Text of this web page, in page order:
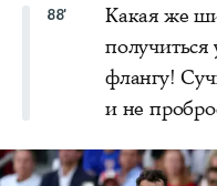
88'
Какая же
получиться
флангу!
и не